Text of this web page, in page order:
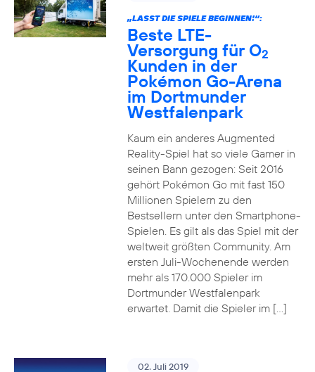
„LASST DIE SPIELE BEGINNEN!“:
Beste LTE-
Versorgung für O2
Kunden in der
Pokémon Go-Arena
im Dortmunder
Westfalenpark
Kaum ein anderes Augmented
Reality-Spiel hat so viele Gamer in
seinen Bann gezogen: Seit 2016
gehört Pokémon Go mit fast 150
Millionen Spielern zu den
Bestsellern unter den Smartphone-
Spielen. Es gilt als das Spiel mit der
weltweit größten Community. Am
ersten Juli-Wochenende werden
mehr als 170.000 Spieler im
Dortmunder Westfalenpark
erwartet. Damit die Spieler im […]
02. Juli 2019